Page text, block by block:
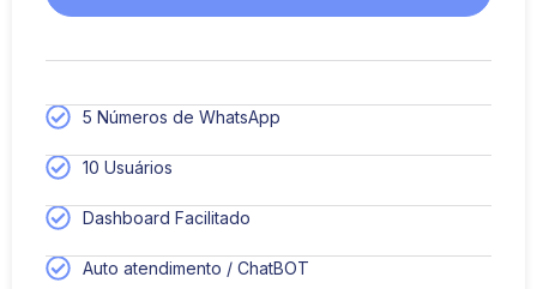
5 Números de WhatsApp
10 Usuários
Dashboard Facilitado
Auto atendimento / ChatBOT